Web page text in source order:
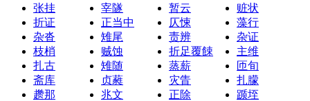
张挂
宰隧 暂云
赃状
折证
正当中 仄悚
藻行
杂沓
雉尾 责辨
杂证
枝梢
贼蚀 折足覆餗
主维
扎古
雉随 蒸薪
匝旬
斋库
贞蕤 灾眚
扎朦
趱那
兆文 正除
踬垤